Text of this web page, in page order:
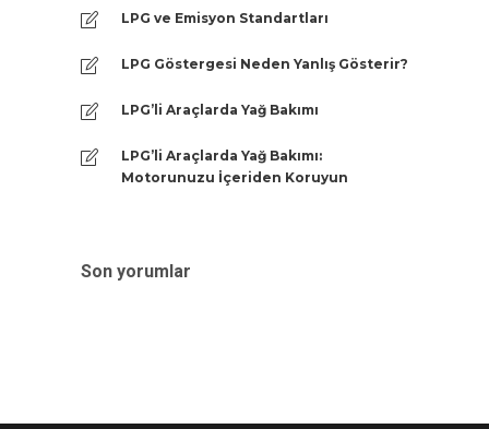
LPG ve Emisyon Standartları
LPG Göstergesi Neden Yanlış Gösterir?
LPG’li Araçlarda Yağ Bakımı
LPG’li Araçlarda Yağ Bakımı:
Motorunuzu İçeriden Koruyun
Son yorumlar